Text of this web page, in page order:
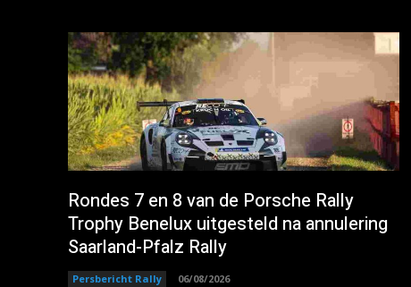
Rondes 7 en 8 van de Porsche Rally
Trophy Benelux uitgesteld na annulering
Saarland-Pfalz Rally
Persbericht Rally 06/08/2026